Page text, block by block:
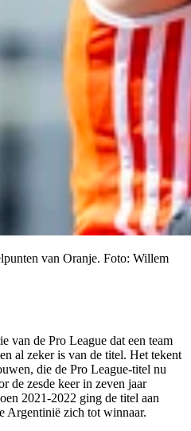
van Oranje. Foto: Willem
van de Pro League dat een team
al zeker is van de titel. Het tekent
die de Pro League-titel nu
de zesde keer in zeven jaar
2021-2022 ging de titel aan
Argentinië zich tot winnaar.